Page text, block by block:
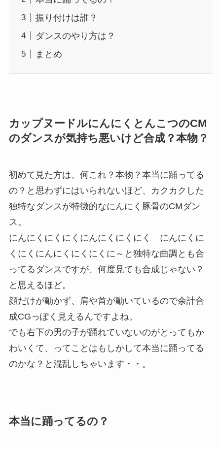
振り付けは誰？
ダンスのやり方は？
まとめ
カップヌードルにんにくとんこつのCM
のダンスが気持ち悪いけど合成？本物？
初めて見た方は、何これ？本物？本当に踊ってる
の？と思わずにはいられないほど、カクカクした
独特なダンスが特徴的なにんにく豚骨のCMダン
ス。
にんにくにくにくにんにくにくにく にんにくに
くにくにんにくにくにくに～と独特な曲調とも合
ってるダンスですが、何度見ても合成じゃない？
と思えるほど。
顔だけが動かず、肩や首が動いているので余計合
成CGっぽく見えるんですよね。
でも右下の男の子が踊れていないのがとってもか
わいくて、ってことはもしかして本当に踊ってる
のかな？と混乱しちゃいます・・。
本当に踊ってるの？